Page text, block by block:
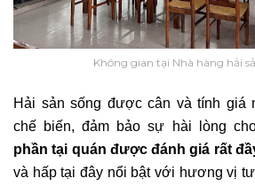
Không gian tại Nhà hàng hải
Hải sản sống được cân và tính giá
chế biến, đảm bảo sự hài lòng
phần tại quán được đánh giá rất
và hấp tại đây nổi bật với hương vị